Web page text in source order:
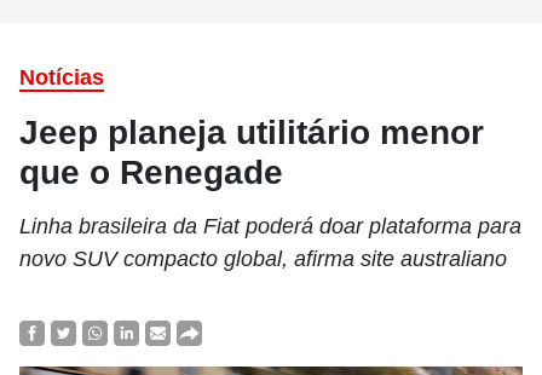
Notícias
Jeep planeja utilitário menor
que o Renegade
Linha brasileira da Fiat poderá doar plataforma para
novo SUV compacto global, afirma site australiano